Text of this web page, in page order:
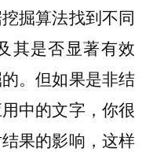
掘算法找到不同
其是否显著有效
。但如果是非结
中的文字，你很
果的影响，这样